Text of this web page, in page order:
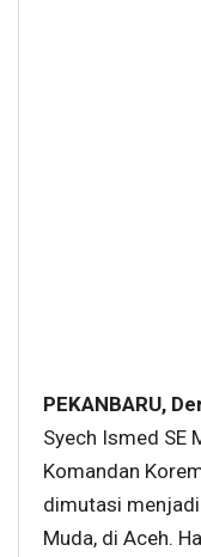
PEKANBARU,
Syech Ismed SE
Komandan
dimutasi
Muda, di Aceh.